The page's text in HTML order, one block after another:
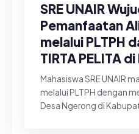
SRE UNAIR
Pemanfaatan
melalui PLTPH
TIRTA PELITA
Mahasiswa SRE UNAIR
melalui PLTPH dengan
Desa Ngerong di